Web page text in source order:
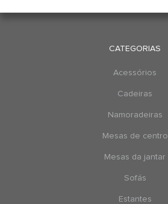
CATEGORIAS
Acessórios
Cadeiras
Namoradeiras
Mesas de centro
Mesas da jantar
Sofás
Estantes